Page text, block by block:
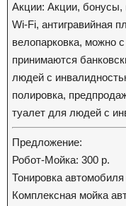
Акции: Акции, бонусы,
Wi-Fi, антигравийная
велопарковка, можно
принимаются
людей с
полировка,
туалет для людей с
Предложение:
Робот-Мойка: 300 р.
Тонировка
Комплексная мойка